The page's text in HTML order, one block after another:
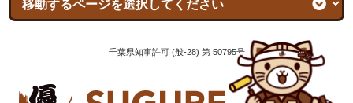
千葉県知事許可 (般-28) 第 50795号